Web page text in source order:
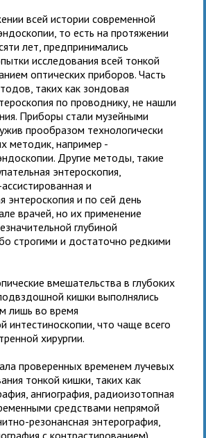
всей истории современной
то есть на протяжении
лет, предпринимались
исследования всей тонкой
оптических приборов. Часть
таких как зондовая
по проводнику, не нашли
Приборы стали музейными
прообразом технологически
методик, например -
Другие методы, такие
энтероскопия,
и
энтероскопия и по сей день
врачей, но их применение
глубиной
строгими и достаточно редкими
вмешательства в глубоких
кишки выполнялись
лишь во время
интестиноскопии, что чаще всего
хирургии.
проверенных временем лучевых
тонкой кишки, таких как
ангиография, радиоизотопная
средствами непрямой
резонансная энтерография,
с контрастированием),